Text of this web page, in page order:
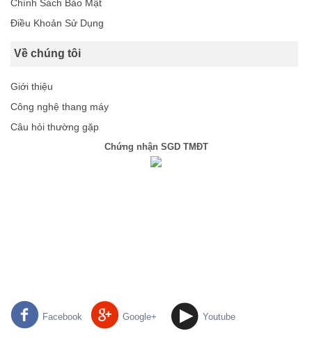
Chính Sách Bảo Mật
Điều Khoản Sử Dụng
Về chúng tôi
Giới thiệu
Công nghệ thang máy
Câu hỏi thường gặp
Chứng nhận SGD TMĐT
Facebook Google+ Youtube